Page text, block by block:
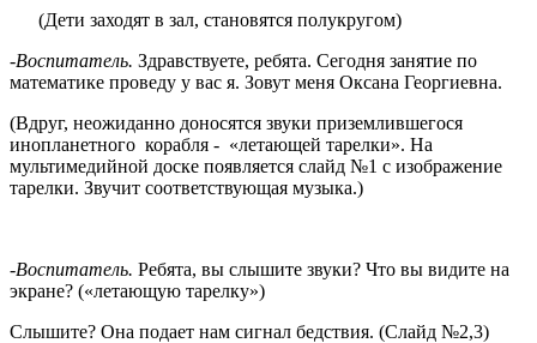
(Дети заходят в зал, становятся полукругом)
-Воспитатель. Здравствуете, ребята. Сегодня занятие по
математике проведу у вас я. Зовут меня Оксана Георгиевна.
(Вдруг, неожиданно доносятся звуки приземлившегося
инопланетного корабля - «летающей тарелки». На
мультимедийной доске появляется слайд №1 с изображение
тарелки. Звучит соответствующая музыка.)
-Воспитатель. Ребята, вы слышите звуки? Что вы видите на
экране? («летающую тарелку»)
Слышите? Она подает нам сигнал бедствия. (Слайд №2,3)